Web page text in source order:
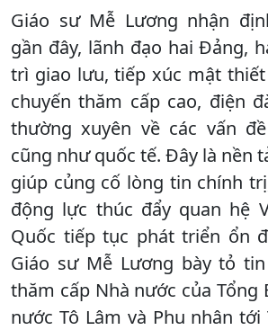
Giáo sư Mễ Lương nhận
gần đây, lãnh đạo hai Đảng,
trì giao lưu, tiếp xúc mật
chuyến thăm cấp cao, điện
thường xuyên về các vấn
cũng như quốc tế. Đây là nền
giúp củng cố lòng tin chính
động lực thúc đẩy quan hệ
Quốc tiếp tục phát triển ổn
Giáo sư Mễ Lương bày tỏ
thăm cấp Nhà nước của Tổng
nước Tô Lâm và Phu nhân tới